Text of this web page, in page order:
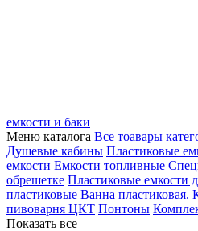
емкости и баки
Меню каталога Все тоавары
Душевые кабины Пластиковые
емкости Емкости топливные
обрешетке Пластиковые емкости
пластиковые Ванна пластиковая.
пивоварня ЦКТ Понтоны
Показать все